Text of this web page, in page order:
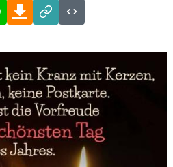
WhatsAppDownload
Link
Code